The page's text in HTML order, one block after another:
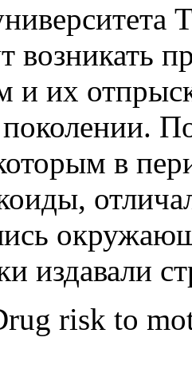
возникать
и их
в
издавали
risk to